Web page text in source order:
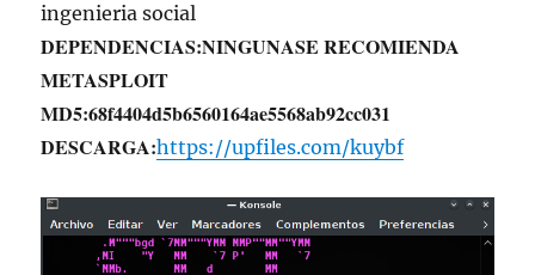
ingenieria social
DEPENDENCIAS:NINGUNASE RECOMIENDA
METASPLOIT
MD5:68f4404d5b6560164ae5568ab92cc031
DESCARGA:https://upfiles.com/kuybf